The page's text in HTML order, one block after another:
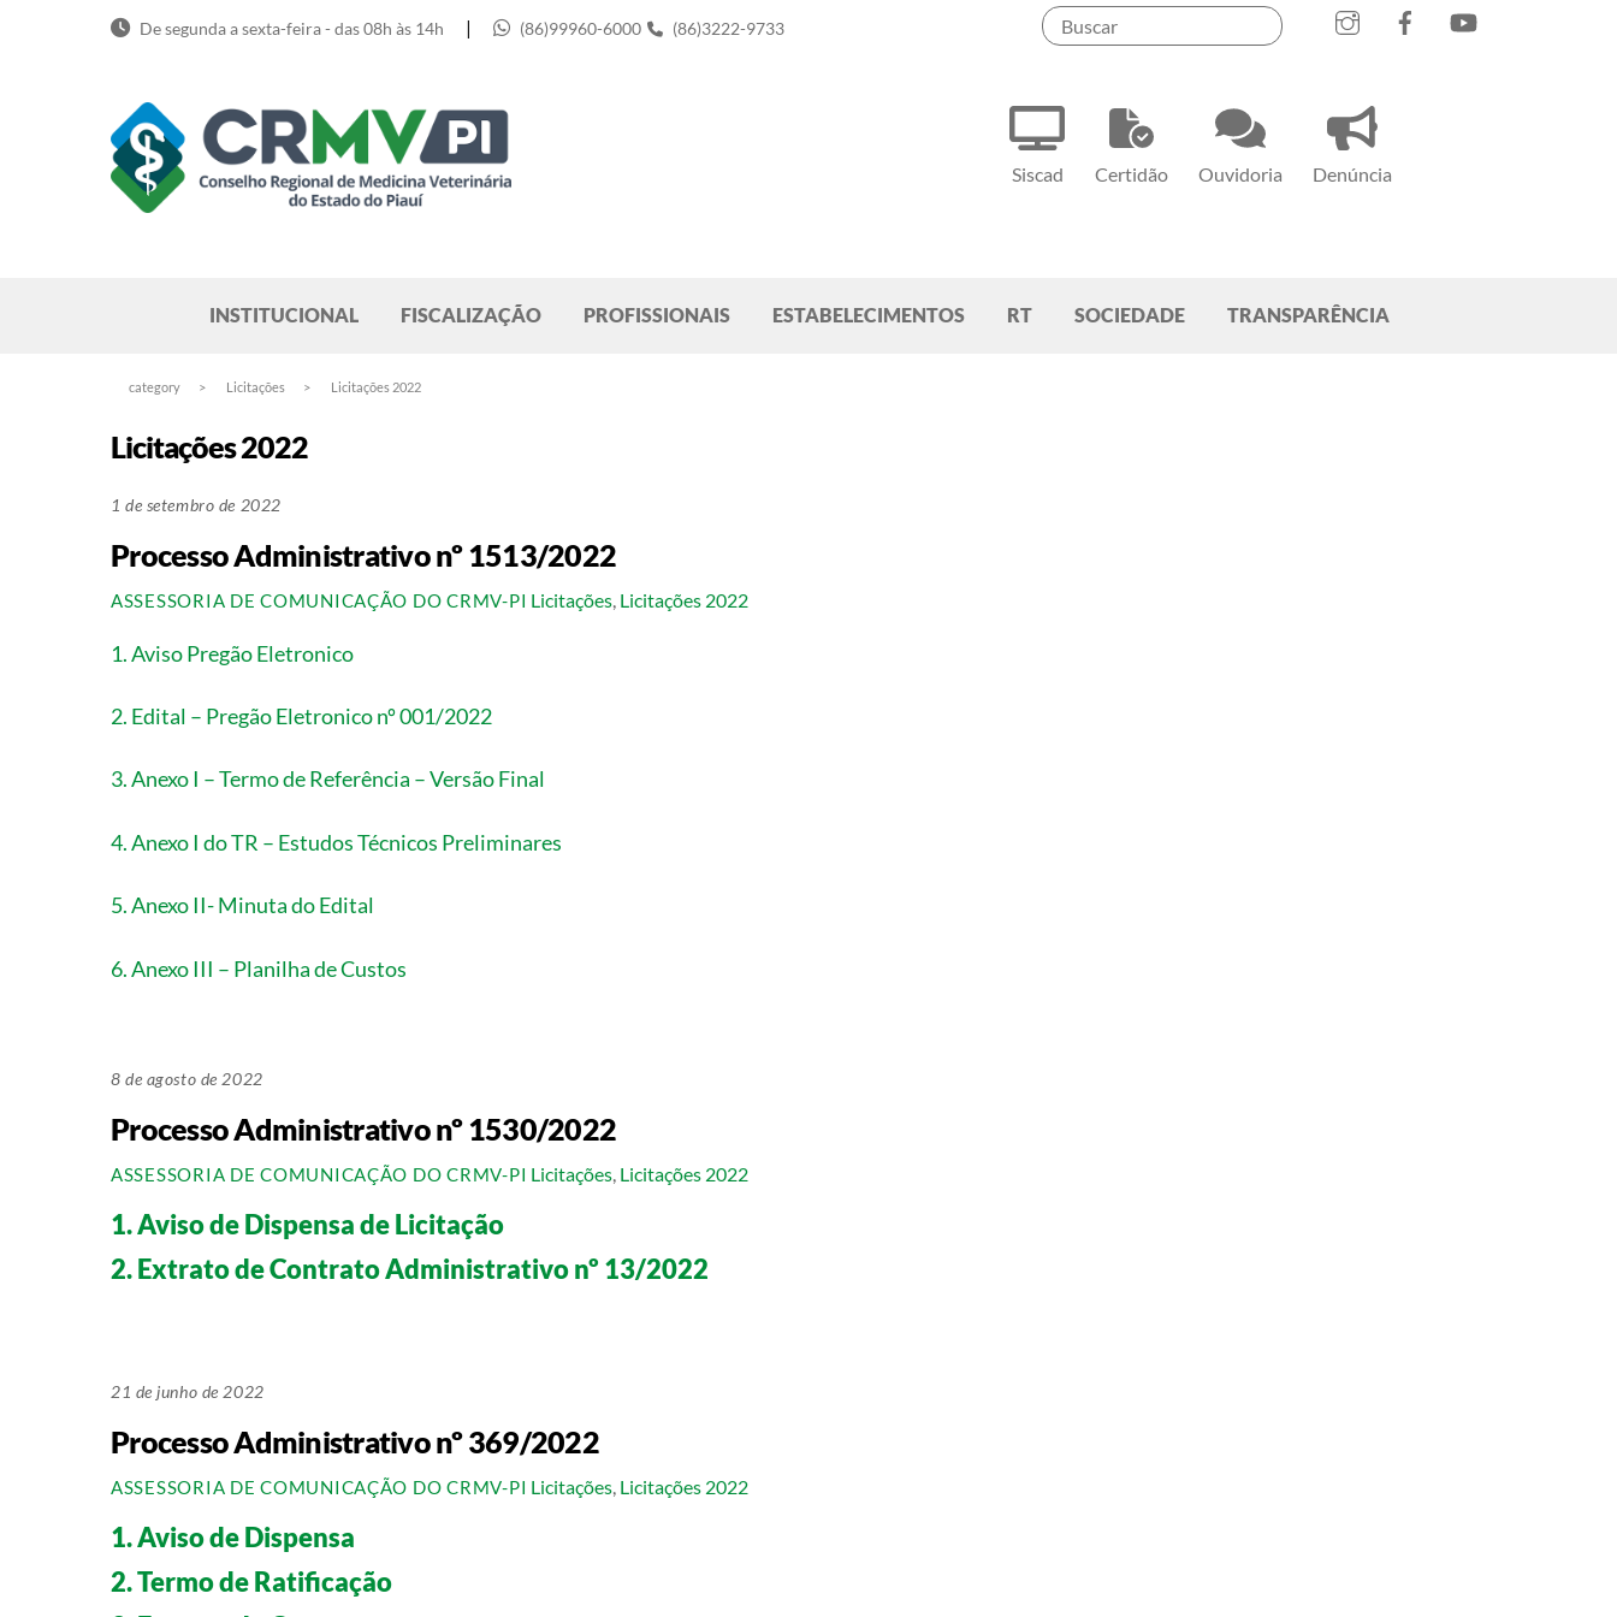
Siscad Certidão Ouvidoria Denúncia
InstagramFacebook
De segunda a sexta-feira - das 08h às 14h | (86)99960-6000 (86)3222-9733
INSTITUCIONAL FISCALIZAÇÃO PROFISSIONAIS ESTABELECIMENTOS RT SOCIEDADE TRANSPARÊNCIA
category > Licitações > Licitações 2022
Licitações 2022
1 de setembro de 2022
Processo Administrativo nº 1513/2022
ASSESSORIA DE COMUNICAÇÃO DO CRMV-PI Licitações, Licitações 2022
1. Aviso Pregão Eletronico
2. Edital – Pregão Eletronico nº 001/2022
3. Anexo I – Termo de Referência – Versão Final
4. Anexo I do TR – Estudos Técnicos Preliminares
5. Anexo II- Minuta do Edital
6. Anexo III – Planilha de Custos
8 de agosto de 2022
Processo Administrativo nº 1530/2022
ASSESSORIA DE COMUNICAÇÃO DO CRMV-PI Licitações, Licitações 2022
1. Aviso de Dispensa de Licitação
2. Extrato de Contrato Administrativo nº 13/2022
21 de junho de 2022
Processo Administrativo nº 369/2022
ASSESSORIA DE COMUNICAÇÃO DO CRMV-PI Licitações Licitações 2022
1. Aviso de Dispensa
2. Termo de Ratificação